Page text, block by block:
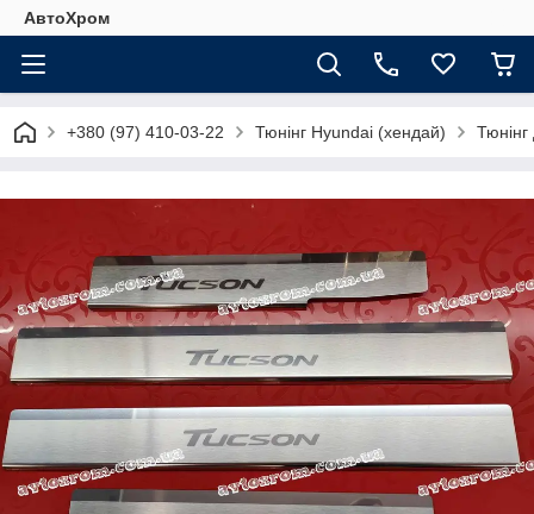
АвтоХром
+380 (97) 410-03-22 Тюнінг Hyundai (хендай)